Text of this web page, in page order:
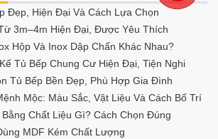
Đẹp, Hiện Đại Và Cách Lựa Chọn
3m–4m Hiện Đại, Được Yêu Thích
Hộp Và Inox Dập Chấn Khác Nhau?
Tủ Bếp Chung Cư Hiện Đại, Tiện Nghi
Tủ Bếp Bền Đẹp, Phù Hợp Gia Đình
Mộc: Màu Sắc, Vật Liệu Và Cách Bố Trí
Chất Liệu Gì? Cách Chọn Đúng
MDF Kém Chất Lượng